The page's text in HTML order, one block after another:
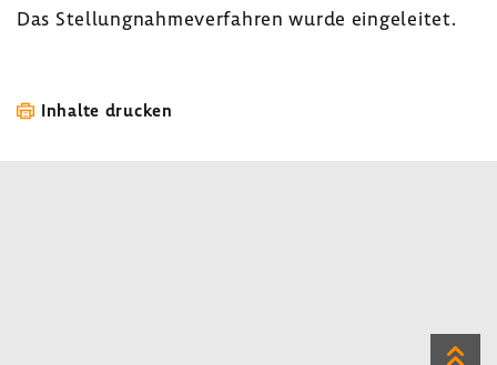
Das Stel­lung­nah­me­ver­fahren wurde einge­leitet.
Inhalte drucken
Zum